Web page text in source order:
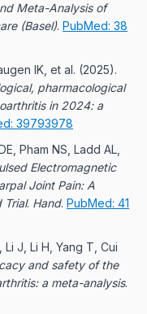
Meta-Analysis of
(Basel). PubMed: 38
IK, et al. (2025).
pharmacological
in 2024: a
39793978
Pham NS, Ladd AL,
Electromagnetic
Joint Pain: A
Trial. Hand. PubMed: 41
J, Li H, Yang T, Cui
and safety of the
a meta-analysis.